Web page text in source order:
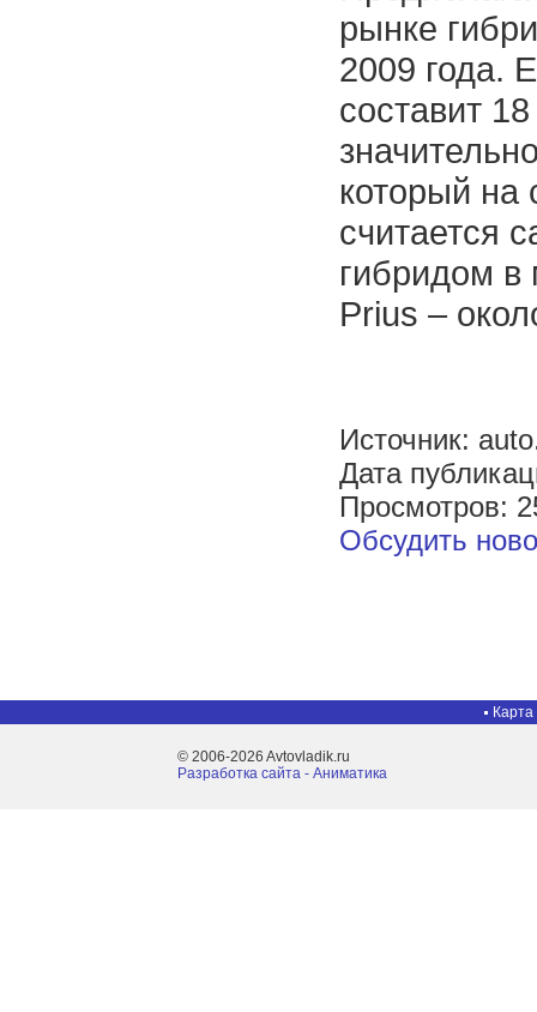
рынке
2009 года.
составит
который на
считается
гибридом
Prius –
Источник:
Дата
Просмотров:
Обсудить
Карта
© 2006-2026 Avtovladik.ru
Разработка сайта - Aниматика